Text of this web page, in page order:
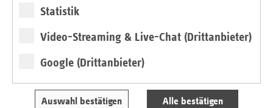
Statistik
Video-Streaming & Live-Chat (Drittanbieter)
Google (Drittanbieter)
Auswahl bestätigen Alle bestätigen
BARMER,
Handelskrankenkasse und HEK - Hanseatische
Hamburg. Damit sind sie die mit Abstand größte Kassenart
versicherten Hamburgerinnen und Hamburger sind bei